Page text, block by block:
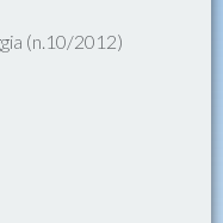
(n.10/2012)